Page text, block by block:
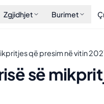
Zgjidhjet Burimet
që presim në vitin
së